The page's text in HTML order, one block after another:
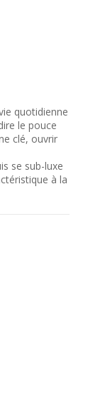
quotidienne
le pouce
clé, ouvrir
se sub-luxe
à la